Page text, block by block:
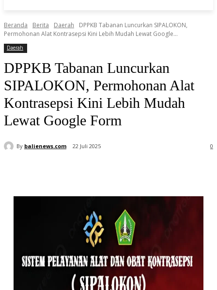
Beranda Berita Daerah
DPPKB Tabanan Luncurkan SIPALOKON,
Permohonan Alat Kontrasepsi Kini Lebih Mudah Lewat Google...
Daerah
DPPKB Tabanan Luncurkan
SIPALOKON, Permohonan Alat
Kontrasepsi Kini Lebih Mudah
Lewat Google Form
By balienews.com 22 Juli 2025 0